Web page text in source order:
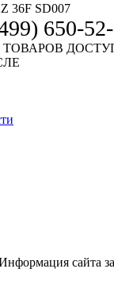
36F SD007
650-
ТОВАРОВ
сайта